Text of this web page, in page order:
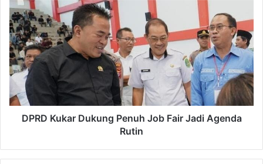
DPRD
Kukar
Dukung
Penuh
Job
Fair
Jadi
Agenda
Rutin
DPRD Kukar Dukung Penuh Job Fair Jadi Agenda
Rutin